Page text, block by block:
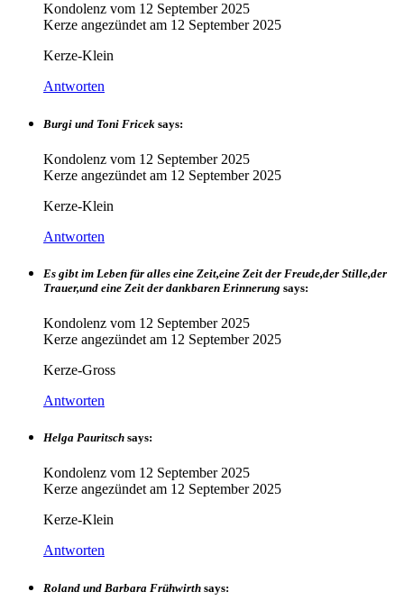
Kondolenz vom 12 September 2025
Kerze angezündet am 12 September 2025
Kerze-Klein
Antworten
Burgi und Toni Fricek says:
Kondolenz vom 12 September 2025
Kerze angezündet am 12 September 2025
Kerze-Klein
Antworten
Es gibt im Leben für alles eine Zeit,eine Zeit der Freude,der Stille,der
Trauer,und eine Zeit der dankbaren Erinnerung says:
Kondolenz vom 12 September 2025
Kerze angezündet am 12 September 2025
Kerze-Gross
Antworten
Helga Pauritsch says:
Kondolenz vom 12 September 2025
Kerze angezündet am 12 September 2025
Kerze-Klein
Antworten
Roland und Barbara Frühwirth says: